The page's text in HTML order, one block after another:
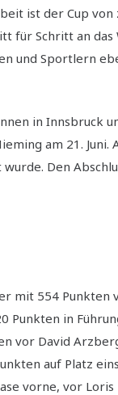
ist der Cup
für Schritt an
und Sportlern
in Innsbruck
am 21. Juni.
Den
mit 554 Punkten
Punkten in
vor David
auf Platz
vorne, vor